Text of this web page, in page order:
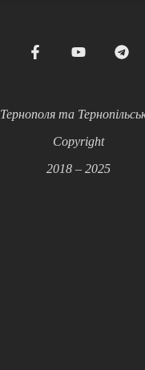
та
Copyright
2018 – 2025